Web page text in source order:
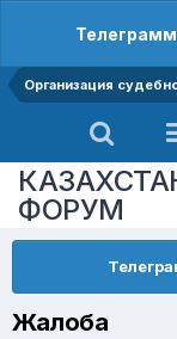
Организация
ФОРУМ
Жалоба